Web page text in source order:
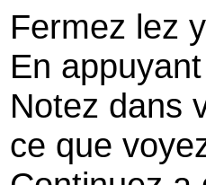
Fermez lez
En
Notez dans
ce que